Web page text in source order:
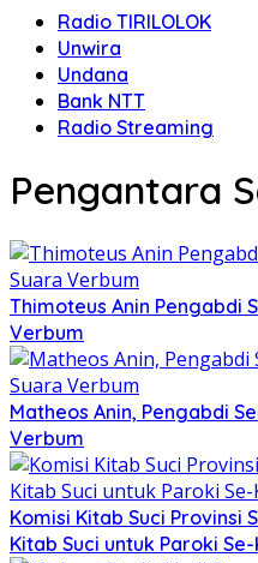
Radio TIRILOLOK
Unwira
Undana
Bank NTT
Radio Streaming
Pengantara
Thimoteus Anin Pengabdi
Verbum
Matheos Anin, Pengabdi
Verbum
Komisi Kitab Suci Provinsi
Kitab Suci untuk Paroki